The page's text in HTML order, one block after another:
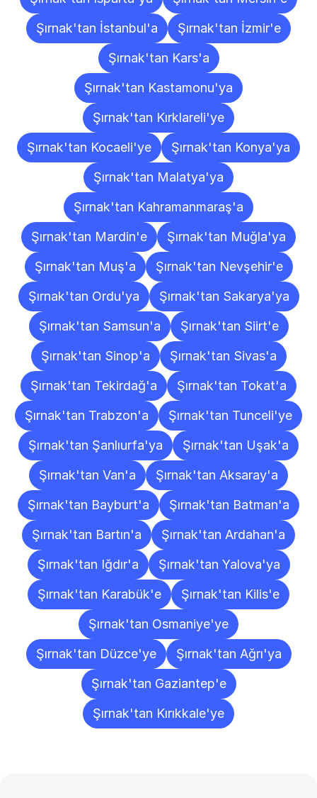
Şırnak'tan İstanbul'a
Şırnak'tan İzmir'e
Şırnak'tan Kars'a
Şırnak'tan Kastamonu'ya
Şırnak'tan Kırklareli'ye
Şırnak'tan Kocaeli'ye
Şırnak'tan Konya'ya
Şırnak'tan Malatya'ya
Şırnak'tan Kahramanmaraş'a
Şırnak'tan Mardin'e
Şırnak'tan Muğla'ya
Şırnak'tan Muş'a
Şırnak'tan Nevşehir'e
Şırnak'tan Ordu'ya
Şırnak'tan Sakarya'ya
Şırnak'tan Samsun'a
Şırnak'tan Siirt'e
Şırnak'tan Sinop'a
Şırnak'tan Sivas'a
Şırnak'tan Tekirdağ'a
Şırnak'tan Tokat'a
Şırnak'tan Trabzon'a
Şırnak'tan Tunceli'ye
Şırnak'tan Şanlıurfa'ya
Şırnak'tan Uşak'a
Şırnak'tan Van'a
Şırnak'tan Aksaray'a
Şırnak'tan Bayburt'a
Şırnak'tan Batman'a
Şırnak'tan Bartın'a
Şırnak'tan Ardahan'a
Şırnak'tan Iğdır'a
Şırnak'tan Yalova'ya
Şırnak'tan Karabük'e
Şırnak'tan Kilis'e
Şırnak'tan Osmaniye'ye
Şırnak'tan Düzce'ye
Şırnak'tan Ağrı'ya
Şırnak'tan Gaziantep'e
Şırnak'tan Kırıkkale'ye